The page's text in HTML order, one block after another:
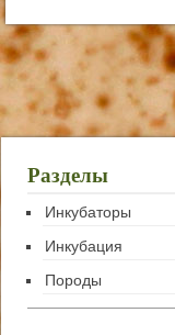
Разделы
Инкубаторы
Инкубация
Породы